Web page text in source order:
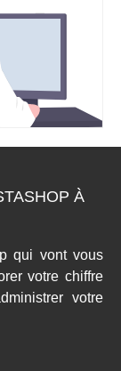
À
qui vont vous
votre chiffre
votre